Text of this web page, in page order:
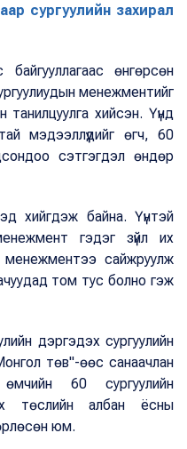
сургуулийн захирал
өнгөрсөн
менежментийг
хийсэн. Үүнд
мэдээллүүдийг өгч, 60
сэтгэгдэл өндөр
хийгдэж байна. Үүнтэй
гэдэг зүйл их
менежментээ сайжруулж
том тус болно гэж
дэргэдэх сургуулийн
төв"-өөс санаачлан
60 сургуулийн
төслийн албан ёсны
юм.